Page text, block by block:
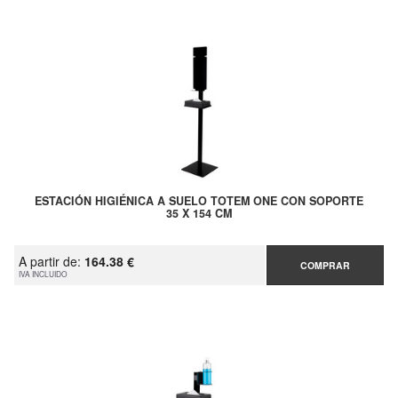
ESTACIÓN HIGIÉNICA A SUELO TOTEM ONE CON SOPORTE
35 X 154 CM
A partir de: 164.38 €
IVA INCLUIDO
COMPRAR